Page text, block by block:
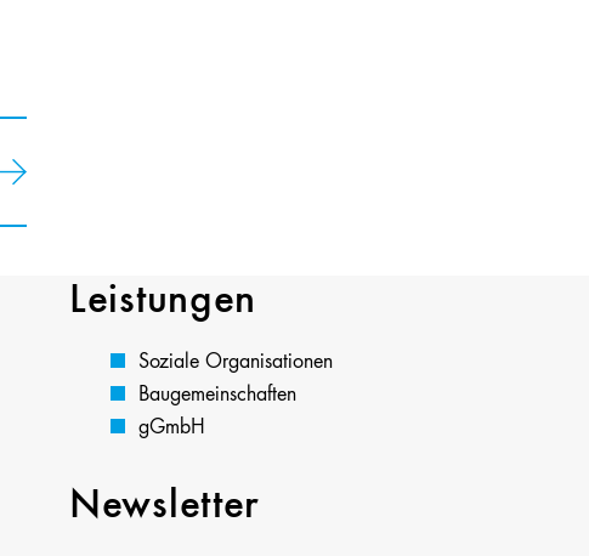
Leistungen
Soziale Organisationen
Baugemeinschaften
gGmbH
Newsletter